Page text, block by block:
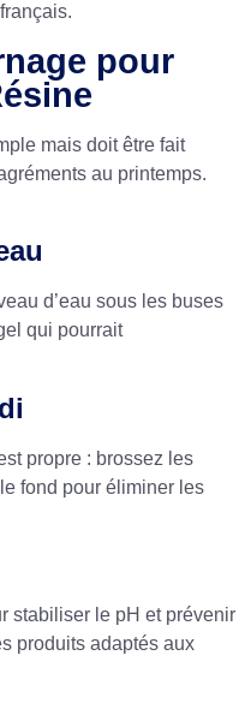
pour
mais doit être fait
au printemps.
d’eau sous les buses
qui pourrait
propre : brossez les
fond pour éliminer les
stabiliser le pH et prévenir
produits adaptés aux